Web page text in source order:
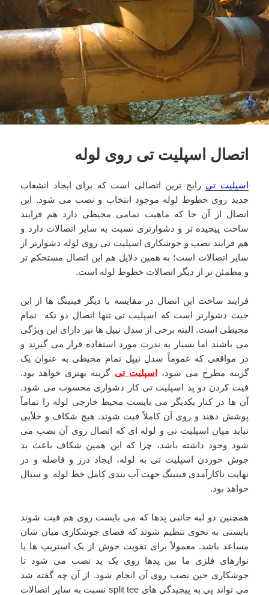
اتصال اسپلیت تی روی لوله
اسپلیت تی رایج ترین اتصالی است که برای ایجاد انشعاب
جدید روی خطوط لوله موجود انتخاب و نصب می شود. این
اتصال از آن جا که ماهیت تمامی محیطی دارد هم فرایند
ساخت پیچیده تر و دشوارتری نسبت به سایر اتصالات دارد و
هم فرایند نصب و جوشکاری اسپلیت تی روی لوله دشوارتر از
سایر اتصالات است؛ به همین دلایل هم این اتصال مستحکم تر
و مطمئن تر از دیگر اتصالات خطوط لوله است.
فرایند ساخت این اتصال در مقایسه با دیگر فیتینگ ها از این
حیث دشوارتر است که اسپلیت تی تنها اتصال دو تکه تمام
محیطی است. البته برخی از سدل نیپل ها نیز دارای این ویژگی
می باشند اما بسیار به ندرت مورد استفاده قرار می گیرند و
در مواقعی که عموماً سدل نیپل تمام محیطی به عنوان یک
گزینه مطرح می شود،
اسپلیت تی گزینه بهتری خواهد بود.
فیت کردن دو پد اسپلیت تی کار دشواری محسوب می شود.
آن ها در کنار یکدیگر می بایست محیط خارجی لوله را تماماً
پوشش دهند و روی آن کاملاً فیت شوند. هیچ شکاف و خلأیی
نباید میان اسپلیت تی و لوله ای که اتصال روی آن نصب می
شود وجود داشته باشد، چرا که این همین شکاف باعث بد
جوش خوردن اسپلیت تی به لوله، ایجاد درز و فاصله و در
نهایت ناکارآمدی فیتینگ جهت آب بندی کامل خط لوله و سیال
خواهد بود.
همچنین دو لبه جانبی پدها که می بایست روی هم فیت شوند
بایستی به نحوی تنظیم شوند که فضای جوشکاری میان شان
مساعد باشد. معمولاً برای تقویت جوش از بک استریپ ها یا
نوارهای فلزی ما بین پدها روی یک پد نصب می شود تا
جوشکاری حین نصب روی آن انجام شود. از آن چه گفته شد
می تواند پی به پیچیدگی های split tee نسبت به سایر اتصالات